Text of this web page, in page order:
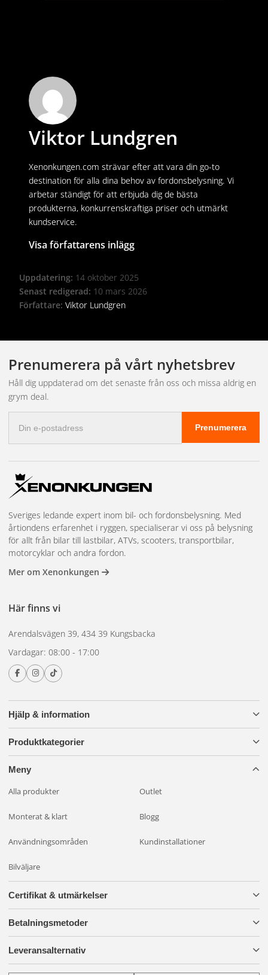
Viktor Lundgren
Xenonkungen.com strävar efter att vara din go-to
destination för alla dina behov av fordonsbelysning. Vi
arbetar ständigt för att erbjuda dig de bästa
produkterna, konkurrenskraftiga priser och utmärkt
kundservice.
Visa författarens inlägg
Uppdatering: 14 oktober 2025
Senast redigerad: 10 mars 2026
Författare: Viktor Lundgren
Prenumerera på vårt nyhetsbrev
Håll dig uppdaterad om det senaste från oss och missa aldrig en
grym deal.
postadress
Prenumerera
Hjälp & information
Produktkategorier
Meny
Alla produkter Outlet
Monterat & klart Blogg
Användningsområden Kundinstallationer
Bilväljare
Sveriges ledande expert inom bil- och fordonsbelysning. Med
årtiondens erfarenhet i ryggen, specialiserar vi oss på belysning
för allt från bilar till lastbilar, ATVs, scooters, transportbilar,
motorcyklar och andra fordon.
Mer om Xenonkungen
Här finns vi
Arendalsvägen 39, 434 39 Kungsbacka
Vardagar: 08:00 - 17:00
Certifikat & utmärkelser
Betalningsmetoder
Leveransalternativ